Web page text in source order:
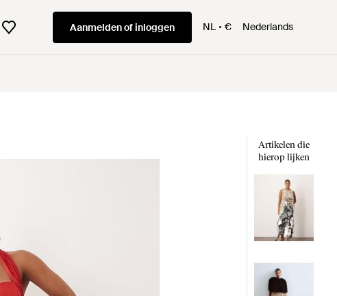
Aanmelden of inloggen NL € Nederlands
Artikelen die
hierop lijken